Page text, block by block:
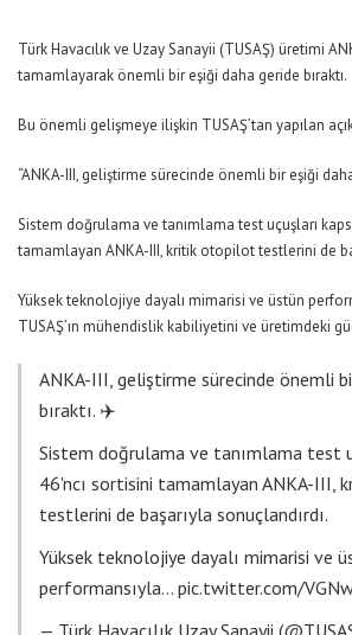
Türk Havacılık ve Uzay Sanayii (TUSAŞ) üretimi
tamamlayarak önemli bir eşiği daha geride bıraktı.
Bu önemli gelişmeye ilişkin TUSAŞ’tan yapılan
“ANKA-III, geliştirme sürecinde önemli bir eşiği
Sistem doğrulama ve tanımlama test uçuşları
tamamlayan ANKA-III, kritik otopilot testlerini de
Yüksek teknolojiye dayalı mimarisi ve üstün
TUSAŞ’ın mühendislik kabiliyetini ve üretimdeki
ANKA-III, geliştirme sürecinde önemli
bıraktı. ✈️
Sistem doğrulama ve tanımlama test
46'ncı sortisini tamamlayan ANKA-III,
testlerini de başarıyla sonuçlandırdı.
Yüksek teknolojiye dayalı mimarisi ve
performansıyla… pic.twitter.com/